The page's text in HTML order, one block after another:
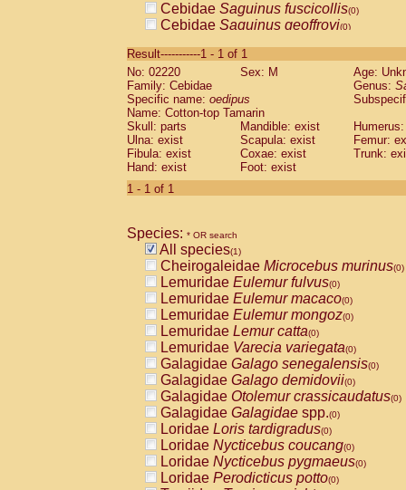
Cebidae Saguinus fuscicollis(0)
Cebidae Saguinus geoffroyi(0)
CebidaeSaguinus labiatus(0)
Cebidae Saguinus leucopus (0)
Cebidae
CebidaeSaguinus mystax
Cebidae Saguinus nigricollis (0)
Cebidae Saguinus oedipus
Cebidae Saguinus weddelli
Cebidae Saguinusspp.
Cebidae
CebidaeCebus capucinus
CebidaeCebus nigrivittatus
CebidaeCebus spp.(0)
CebidaeSaimiri boliviensis(0)
CebidaeSaimiri sciureus(0)
AtelidaeAlouatta caraya(0)
AtelidaeAlouatta fusca(0)
AtelidaeAlouatta seniculus(0)
AtelidaeAlouattaspp.(0)
AtelidaeAteles belzebuth(0)
AtelidaeAteles geoffroyi(0)
AtelidaeAteles paniscus(0)
AtelidaeAtelesspp.(0)
AtelidaeLagothrix lagothricha(0)
AtelidaeLagothrix lagothricha cana
PitheciidaeCacajao calvus
Result-----------1 - 1 of 1
No: 02220
Sex: M
Age:
Family: Cebidae
Genus:
Specific name: oedipus
Name: Cotton-top Tamarin
Skull: parts
Mandible: exist
Ulna: exist
Scapula: exist
Femur:
Fibula: exist
Coxae: exist
Trunk:
Hand: exist
Foot: exist
1 - 1 of 1
Species: * OR search
All species(1)
Cheirogaleidae Microcebus murinus(0)
Lemuridae Eulemur fulvus(0)
Lemuridae Eulemur macaco(0)
Lemuridae Eulemur mongoz(0)
Lemuridae Lemur catta(0)
Lemuridae Varecia variegata(0)
Galagidae Galago senegalensis(0)
Galagidae Galago demidovii(0)
Galagidae Otolemur crassicaudatus(0)
Galagidae Galagidae spp.(0)
Loridae Loris tardigradus(0)
Loridae Nycticebus coucang(0)
Loridae Nycticebus pygmaeus(0)
Loridae Perodicticus potto(0)